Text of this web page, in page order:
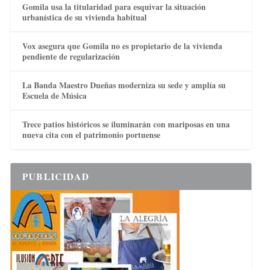
Gomila usa la titularidad para esquivar la situación
urbanística de su vivienda habitual
Vox asegura que Gomila no es propietario de la vivienda
pendiente de regularización
La Banda Maestro Dueñas moderniza su sede y amplía su
Escuela de Música
Trece patios históricos se iluminarán con mariposas en una
nueva cita con el patrimonio portuense
PUBLICIDAD